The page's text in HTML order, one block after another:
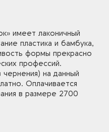
имеет лаконичный
пластика и бамбука,
формы прекрасно
профессий.
чернения) на данный
Оплачивается
в размере 2700